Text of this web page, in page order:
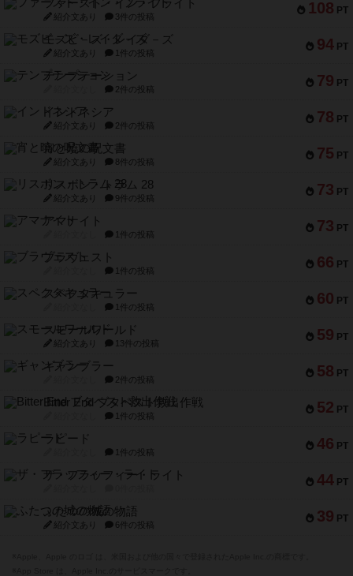
108 PT
ファースト・イン・フライト
紹介文あり 3件の投稿
94 PT
モズビ－ズ・レイダ－ズ
紹介文あり 1件の投稿
79 PT
テンプテーション
2件の投稿
78 PT
インドネシア
紹介文あり 2件の投稿
75 PT
宵と暁の呪文書
紹介文あり 8件の投稿
73 PT
リスボン・トラム 28
紹介文あり 9件の投稿
73 PT
アマナイト
1件の投稿
66 PT
ブラヴェスト
1件の投稿
60 PT
スペクタキュラー
1件の投稿
59 PT
スモールワールド
紹介文あり 13件の投稿
58 PT
ギャンブラー
2件の投稿
52 PT
Bitter End ブタペスト救出作戦
1件の投稿
46 PT
ラピード
1件の投稿
44 PT
ザ・フラッフィー・ライト
39 PT
ふたつの城の物語
紹介文あり 6件の投稿